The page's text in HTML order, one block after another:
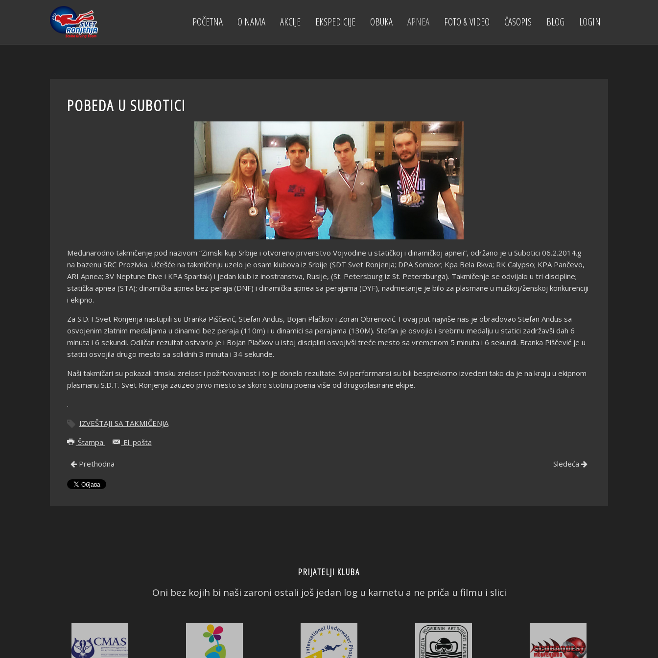
POČETNA O NAMA AKCIJE EKSPEDICIJE OBUKA APNEA FOTO & VIDEO ČASOPIS BLOG LOGIN
POBEDA U SUBOTICI
Međunarodno takmičenje pod nazivom “Zimski kup Srbije i otvoreno prvenstvo Vojvodine u statičkoj i dinamičkoj apneii”, održano je u Subotici 06.2.2014.g
na bazenu SRC Prozivka. Učešće na takmičenju uzelo je osam klubova iz Srbije (SDT Svet Ronjenja; DPA Sombor; Kpa Bela Rkva; RK Calypso; KPA Pančevo,
ARI Apnea; 3V Neptune Dive i KPA Spartak) i jedan klub iz inostranstva, Rusije, (St. Petersburg iz St. Peterzburga). Takmičenje se odvijalo u tri discipline;
statička apnea (STA); dinamička apnea bez peraja (DNF) i dinamička apnea sa perajama (DYF), nadmetanje je bilo za plasmane u muškoj/ženskoj konkurenciji
i ekipno.
Za S.D.T.Svet Ronjenja nastupili su Branka Piščević, Stefan Anđus, Bojan Plačkov i Zoran Obrenović. I ovaj put najviše nas je obradovao Stefan Anđus sa
osvojenim zlatnim medaljama u dinamici bez peraja (110m) i u dinamici sa perajama (130M). Stefan je osvojio i srebrnu medalju u statici zadržavši dah 6
minuta i 6 sekundi. Odličan rezultat ostvario je i Bojan Plačkov u istoj disciplini osvojivši treće mesto sa vremenom 5 minuta i 6 sekundi. Branka Piščević je u
statici osvojila drugo mesto sa solidnih 3 minuta i 34 sekunde.
Naši takmičari su pokazali timsku zrelost i požrtvovanost i to je donelo rezultate. Svi performansi su bili besprekorno izvedeni tako da je na kraju u ekipnom
plasmanu S.D.T. Svet Ronjenja zauzeo prvo mesto sa skoro stotinu poena više od drugoplasirane ekipe.
.
IZVEŠTAJI SA TAKMIČENJA
Štampa
El. pošta
Prethodna Sledeća
PRIJATELJI KLUBA
Oni bez kojih bi naši zaroni ostali još jedan log u karnetu a ne priča u filmu i slici